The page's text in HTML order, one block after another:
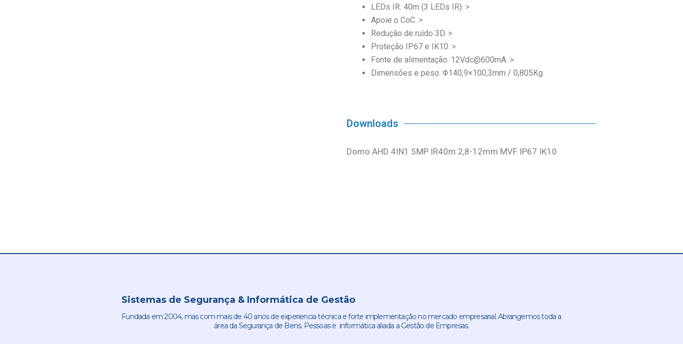
LEDs IR: 40m (3 LEDs IR). >
Apoie o CoC. >
Redução de ruído 3D. >
Proteção IP67 e IK10. >
Fonte de alimentação: 12Vdc@600mA. >
Dimensões e peso: Φ140,9×100,3mm / 0,805Kg.
Downloads
Domo AHD 4IN1 5MP IR40m 2,8-12mm MVF IP67 IK10
Sistemas de Segurança & Informática de Gestão
Fundada em 2004, mas com mais de 40 anos de experiencia técnica e forte implementação no mercado empresarial. Abrangemos toda a
área da Segurança de Bens. Pessoas e informática aliada a Gestão de Empresas.